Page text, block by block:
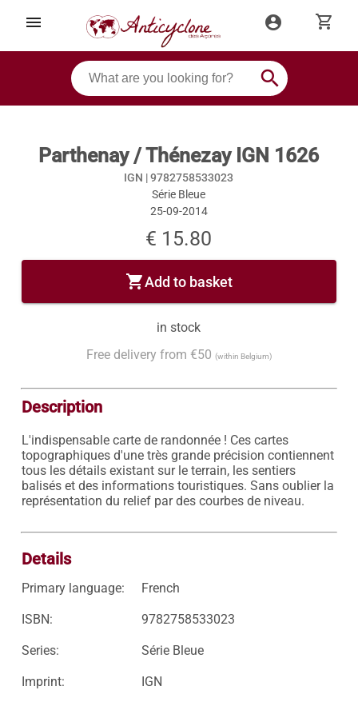
menu account_circle shopping_cart
search
Parthenay / Thénezay IGN 1626
IGN |9782758533023
Série Bleue
25-09-2014
€ 15.80
shopping_cartAdd to basket
in stock
Free delivery from €50 (within Belgium)
Description
L'indispensable carte de randonnée ! Ces cartes
topographiques d'une très grande précision contiennent
tous les détails existant sur le terrain, les sentiers
balisés et des informations touristiques. Sans oublier la
représentation du relief par des courbes de niveau.
Details
Primary language: French
ISBN: 9782758533023
Series: Série Bleue
Imprint: IGN